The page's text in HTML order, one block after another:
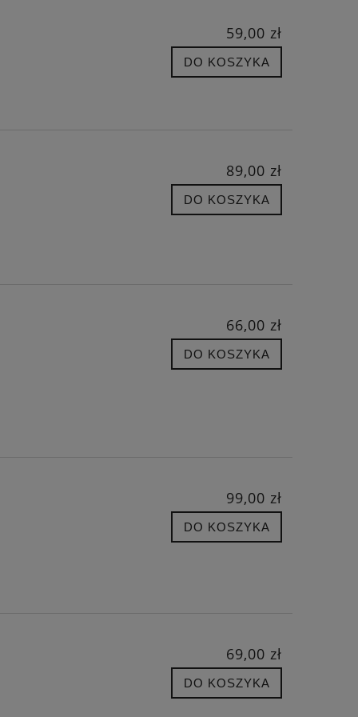
59,00 zł
DO KOSZYKA
89,00 zł
DO KOSZYKA
66,00 zł
DO KOSZYKA
99,00 zł
DO KOSZYKA
69,00 zł
DO KOSZYKA